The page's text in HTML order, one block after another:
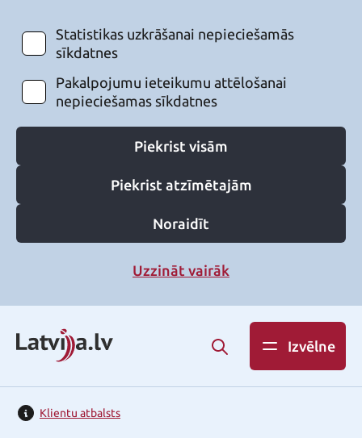
Statistikas uzkrāšanai nepieciešamās
sīkdatnes
Pakalpojumu ieteikumu attēlošanai
nepieciešamas sīkdatnes
Piekrist visām
Piekrist atzīmētajām
Noraidīt
Uzzināt vairāk
Izvēlne
Klientu atbalsts